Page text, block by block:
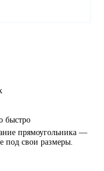
быстро
прямоугольника —
под свои размеры.